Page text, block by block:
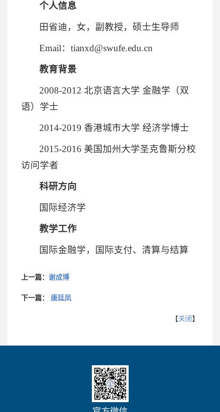
个人信息
田省迪，女，副教授，硕士生导师
Email：tianxd@swufe.edu.cn
教育背景
2008-2012 北京语言大学 金融学（双
语）学士
2014-2019 香港城市大学 经济学博士
2015-2016 美国加州大学圣克鲁斯分校
访问学者
科研方向
国际经济学
教学工作
国际金融学，国际支付、清算与结算
上一篇： 谢成博
下一篇： 唐廷凤
【关闭 】